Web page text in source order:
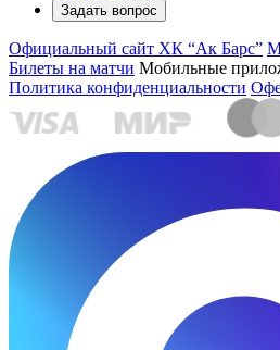
Задать вопрос
Официальный сайт ХК “Ак Барс”
Билеты на матчи Мобильные
Политика конфиденциальности